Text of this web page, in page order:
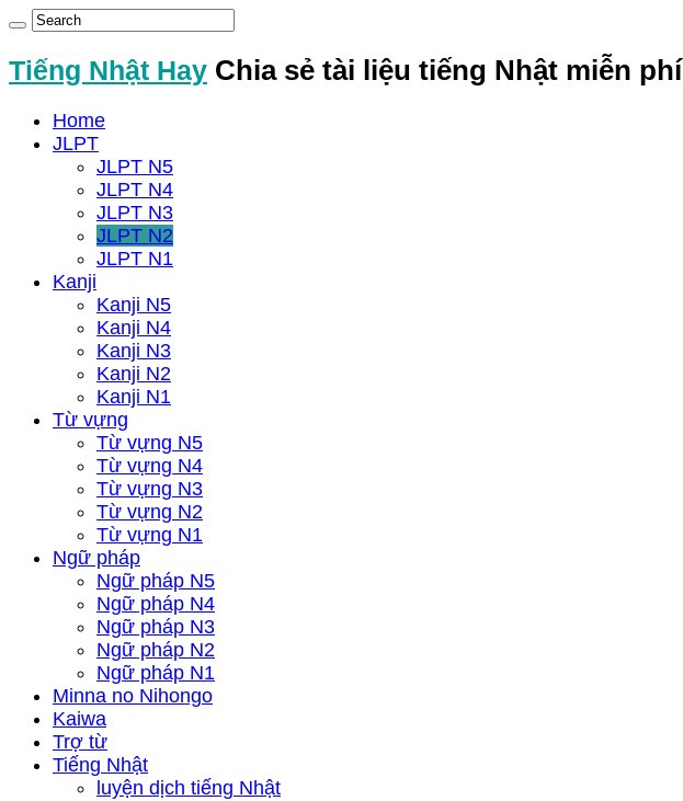
Tiếng Nhật Hay Chia sẻ tài liệu tiếng Nhật miễn phí
Home
JLPT
JLPT N5
JLPT N4
JLPT N3
JLPT N2
JLPT N1
Kanji
Kanji N5
Kanji N4
Kanji N3
Kanji N2
Kanji N1
Từ vựng
Từ vựng N5
Từ vựng N4
Từ vựng N3
Từ vựng N2
Từ vựng N1
Ngữ pháp
Ngữ pháp N5
Ngữ pháp N4
Ngữ pháp N3
Ngữ pháp N2
Ngữ pháp N1
Minna no Nihongo
Kaiwa
Trợ từ
Tiếng Nhật
luyện dịch tiếng Nhật